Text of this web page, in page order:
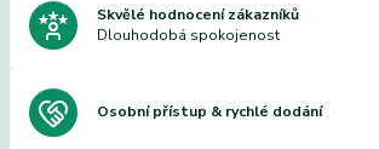
Skvělé hodnocení zákazníků
Dlouhodobá spokojenost
Osobní přístup & rychlé dodání